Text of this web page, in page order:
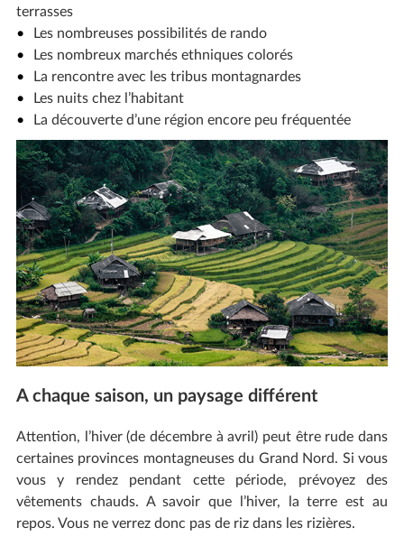
terrasses
Les nombreuses possibilités de rando
Les nombreux marchés ethniques colorés
La rencontre avec les tribus montagnardes
Les nuits chez l’habitant
La découverte d’une région encore peu fréquentée
A chaque saison, un paysage différent
Attention, l’hiver (de décembre à avril) peut être rude dans
certaines provinces montagneuses du Grand Nord. Si vous
vous y rendez pendant cette période, prévoyez des
vêtements chauds. A savoir que l’hiver, la terre est au
repos. Vous ne verrez donc pas de riz dans les rizières.